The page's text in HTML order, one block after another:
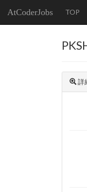
AtCoderJobs TOP
詳